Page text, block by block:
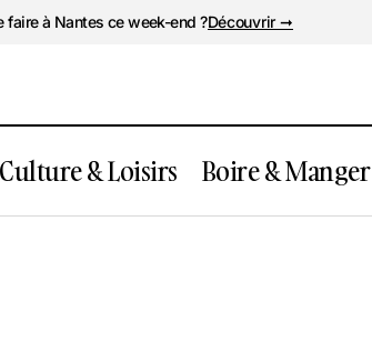
faire à Nantes ce week-end ?Découvrir ➞
Culture & Loisirs Boire & Manger